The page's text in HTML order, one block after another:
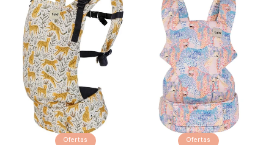
Ofertas Ofertas